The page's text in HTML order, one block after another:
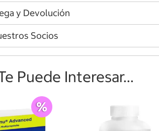
y Devolución
Socios
Puede Interesar...